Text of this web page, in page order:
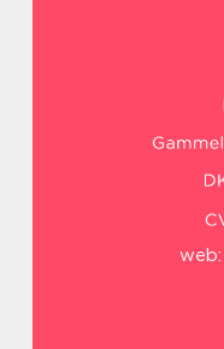
web: